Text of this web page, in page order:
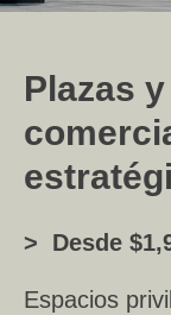
Plazas
> Desde
Espacios